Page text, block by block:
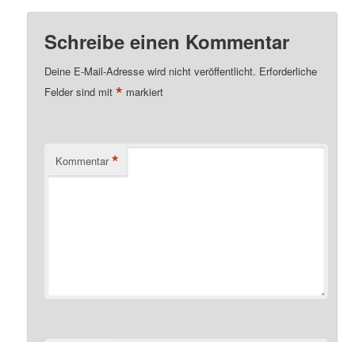
Schreibe einen Kommentar
Deine E-Mail-Adresse wird nicht veröffentlicht. Erforderliche
Felder sind mit* markiert
Kommentar *